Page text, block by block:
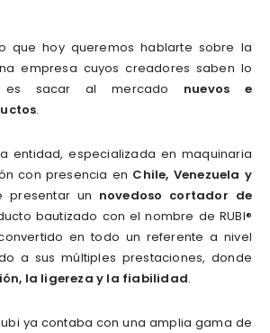
que hoy queremos hablarte sobre la
empresa cuyos creadores saben lo
es sacar al mercado nuevos e
.
entidad, especializada en maquinaria
con presencia en Chile, Venezuela y
presentar un novedoso cortador de
bautizado con el nombre de RUBI®
en todo un referente a nivel
a sus múltiples prestaciones, donde
la ligereza y la fiabilidad.
ya contaba con una amplia gama de